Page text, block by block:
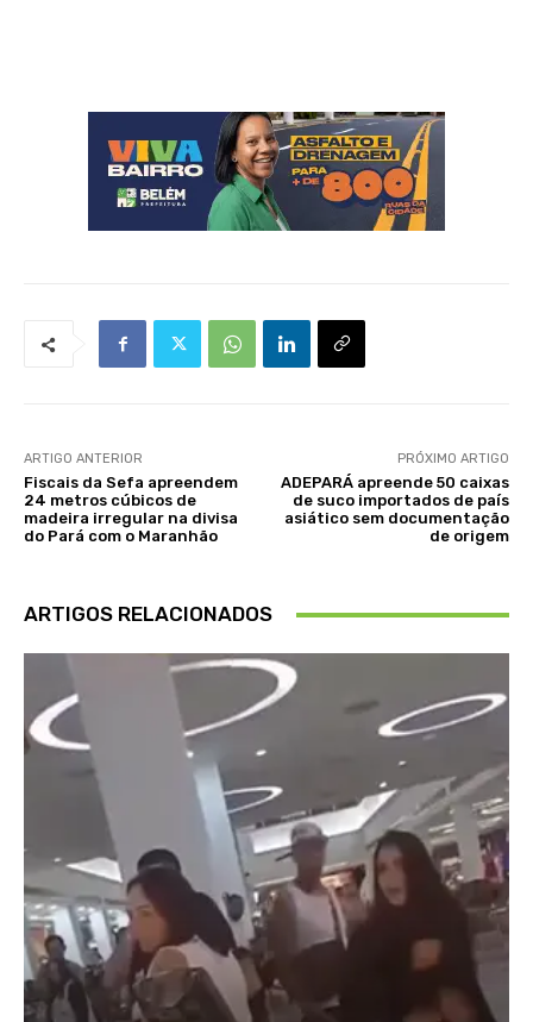
ARTIGO ANTERIOR
Fiscais da Sefa apreendem
24 metros cúbicos de
madeira irregular na divisa
do Pará com o Maranhão
PRÓXIMO ARTIGO
ADEPARÁ apreende 50 caixas
de suco importados de país
asiático sem documentação
de origem
ARTIGOS RELACIONADOS